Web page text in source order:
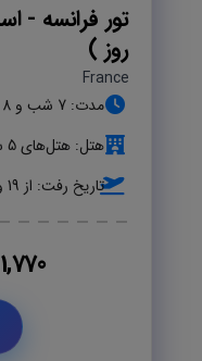
1,770 یورو
روز )
France
مدت: 7 شب و 8 روز
هتل: هتل‌های 5 ستاره
تاریخ رفت: از 19 و 26 مرداد